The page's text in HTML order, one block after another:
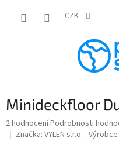
CZK
Minideckfloor
Průměrné
hodnocení
2 hodnoceníPodrobnosti
Značka: VYLEN s.r.o. -